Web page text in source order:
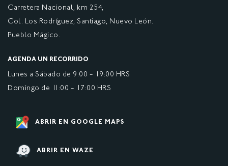
Carretera Nacional, km 254,
Col. Los Rodríguez, Santiago, Nuevo León.
Pueblo Mágico.
AGENDA UN RECORRIDO
Lunes a Sábado de 9:00 - 19:00 HRS
Domingo de 11:00 - 17:00 HRS
ABRIR EN GOOGLE MAPS
ABRIR EN WAZE